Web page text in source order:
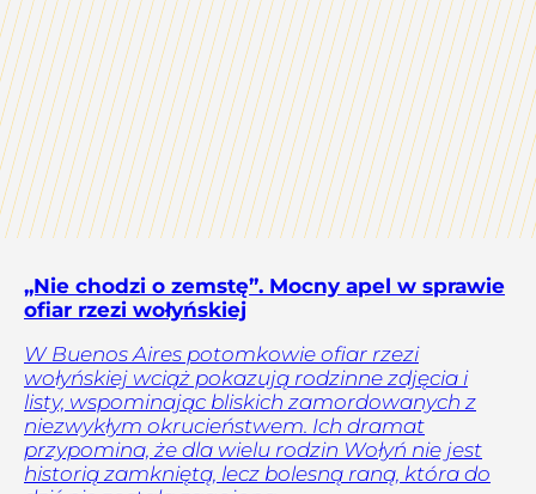
„Nie chodzi o zemstę”. Mocny apel w sprawie
ofiar rzezi wołyńskiej
W Buenos Aires potomkowie ofiar rzezi
wołyńskiej wciąż pokazują rodzinne zdjęcia i
listy, wspominając bliskich zamordowanych z
niezwykłym okrucieństwem. Ich dramat
przypomina, że dla wielu rodzin Wołyń nie jest
historią zamkniętą, lecz bolesną raną, która do